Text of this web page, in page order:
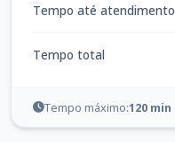
Tempo até atendimento
Tempo total
Tempo máximo:120 min